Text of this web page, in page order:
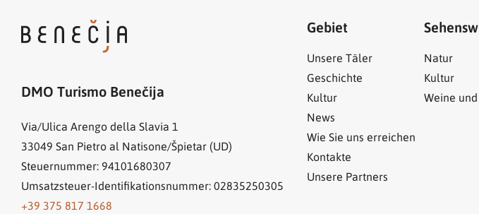
DMO Turismo Benečija
Via/Ulica Arengo della Slavia 1
33049 San Pietro al Natisone/Špietar (UD)
Steuernummer: 94101680307
Umsatzsteuer-Identifikationsnummer: 02835250305
+39 375 817 1668
Gebiet
Unsere Täler
Geschichte
Kultur
News
Wie Sie uns erreichen
Kontakte
Unsere Partners
Natur
Kultur
Weine